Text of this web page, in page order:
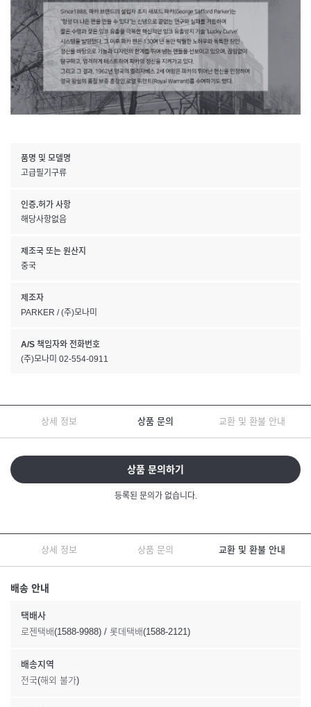
품명 및 모델명
고급필기구류
인증.허가 사항
해당사항없음
제조국 또는 원산지
중국
제조자
PARKER / (주)모나미
A/S 책임자와 전화번호
(주)모나미 02-554-0911
상세 정보 상품 문의 교환 및 환불 안내
상품 문의하기
등록된 문의가 없습니다.
상세 정보 상품 문의 교환 및 환불 안내
배송 안내
택배사
로젠택배(1588-9988) / 롯데택배(1588-2121)
배송지역
전국(해외 불가)